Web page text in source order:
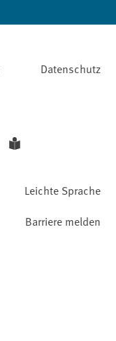
Datenschutz
Leichte Sprache
Barriere melden